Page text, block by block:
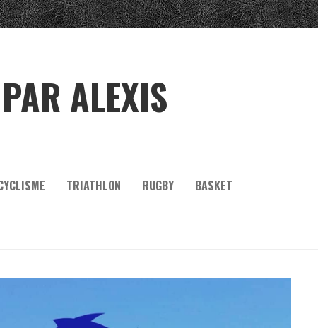
ALEXIS
TRIATHLON RUGBY BASKET